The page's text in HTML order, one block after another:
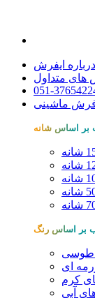
درباره ایفرش
متداول
051-
ماشینی
بر اساس شانه
بر اساس رنگ
طوسی
ای
کرم
آبی